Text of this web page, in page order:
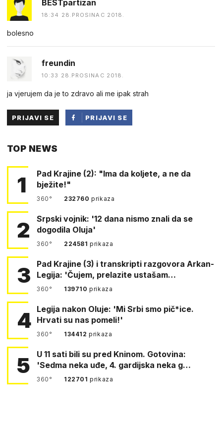
BESTpartizan
18:34 28.PROSINAC 2018.
bolesno
freundin
10:33 28.PROSINAC 2018.
ja vjerujem da je to zdravo ali me ipak strah
PRIJAVI SE
PRIJAVI SE
TOP NEWS
1
Pad Krajine (2): "Ima da koljete, a ne da
bježite!"
360° 232760prikaza
2
Srpski vojnik: '12 dana nismo znali da se
dogodila Oluja'
360° 224581prikaza
3
Pad Krajine (3) i transkripti razgovora Arkan-
Legija: 'Čujem, prelazite ustašam…
360° 139710prikaza
4 Legija nakon Oluje: 'Mi Srbi smo pič*ice.
Hrvati su nas pomeli!'
360° 134412prikaza
5
U 11 sati bili su pred Kninom. Gotovina:
'Sedma neka uđe, 4. gardijska neka g…
360° 122701prikaza